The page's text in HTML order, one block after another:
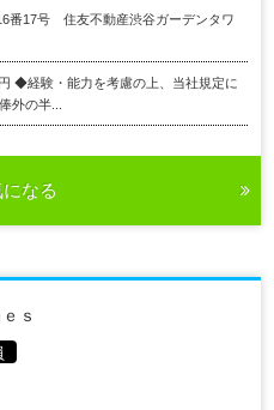
番17号 住友不動産渋谷ガーデンタワ
◆経験・能力を考慮の上、当社規定に
外の半...
なる
ｓ